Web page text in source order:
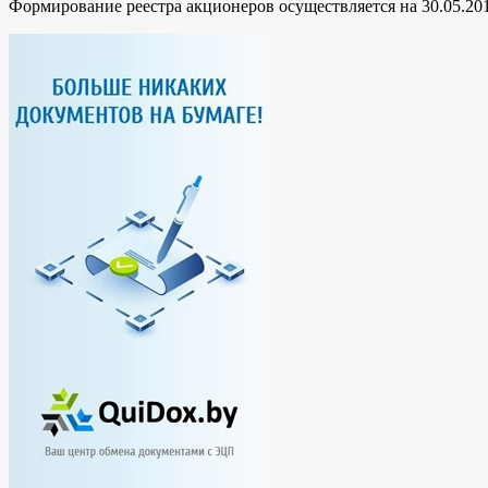
Формирование реестра акционеров осуществляется на